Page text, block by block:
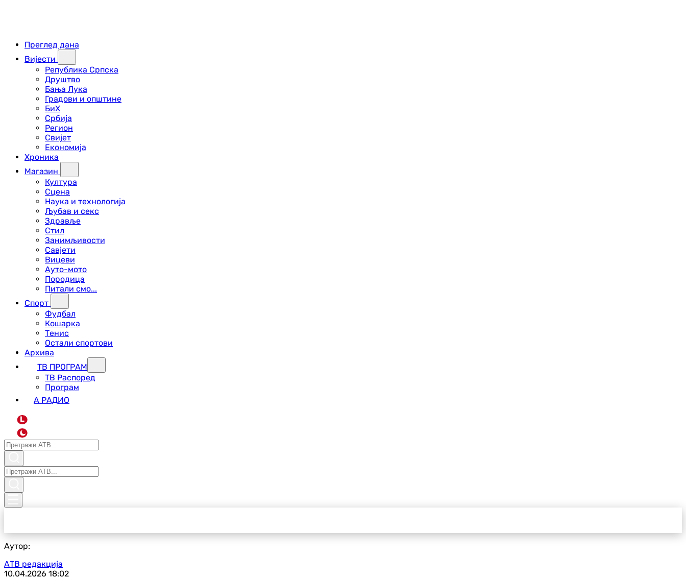
Преглед дана
Вијести
Република Српска
Друштво
Бања Лука
Градови и општине
БиХ
Србија
Регион
Свијет
Економија
Хроника
Магазин
Култура
Сцена
Наука и технологија
Љубав и секс
Здравље
Стил
Занимљивости
Савјети
Вицеви
Ауто-мото
Породица
Питали смо...
Спорт
Фудбал
Кошарка
Тенис
Остали спортови
Архива
ТВ ПРОГРАМ
ТВ Распоред
Програм
А РАДИО
L
Аутор:
АТВ редакција
10.04.2026 18:02